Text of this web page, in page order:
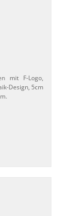
mit F-​Logo,
​Design, 5cm